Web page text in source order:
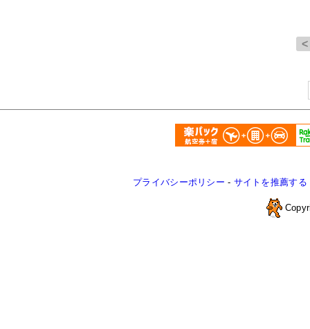
プライバシーポリシー - サイトを推薦する